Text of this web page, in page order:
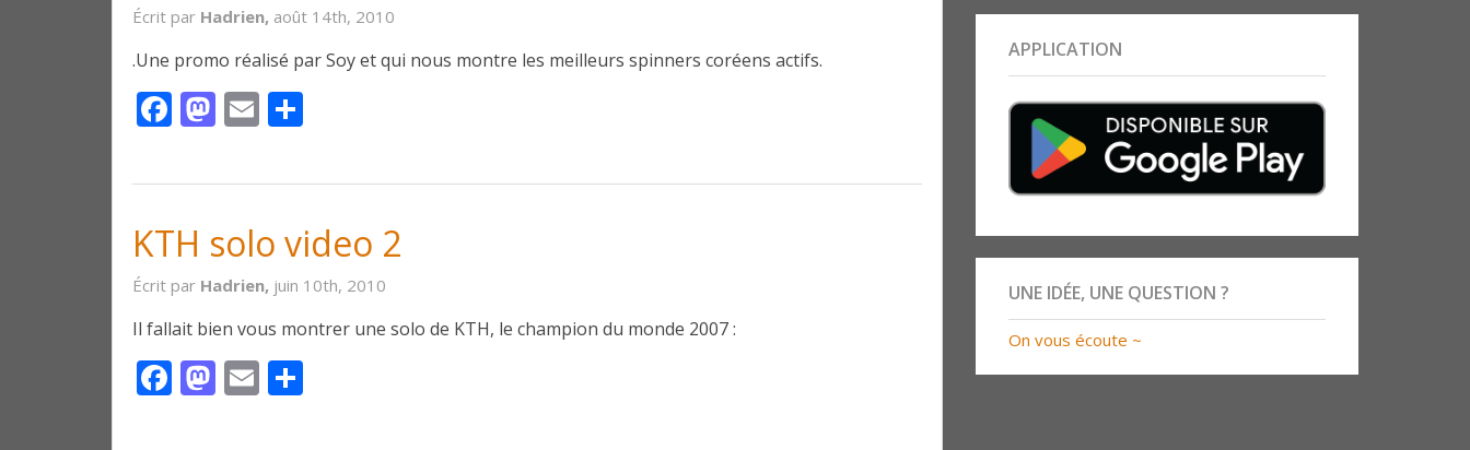
Écrit par Hadrien, août 14th, 2010
.Une promo réalisé par Soy et qui nous montre les meilleurs spinners coréens actifs.
Facebook
Mastodon
Email
KTH solo video 2
Écrit par Hadrien, juin 10th, 2010
Il fallait bien vous montrer une solo de KTH, le champion du monde 2007 :
Facebook
Mastodon
Email
APPLICATION
UNE IDÉE, UNE QUESTION ?
On vous écoute ~